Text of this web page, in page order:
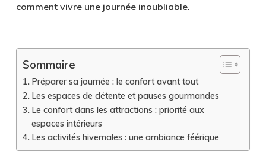
comment vivre une journée inoubliable.
Sommaire
Préparer sa journée : le confort avant tout
Les espaces de détente et pauses gourmandes
Le confort dans les attractions : priorité aux
espaces intérieurs
Les activités hivernales : une ambiance féérique